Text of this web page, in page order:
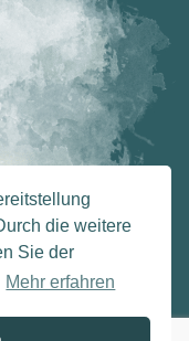
die weitere
Sie der
Mehr erfahren